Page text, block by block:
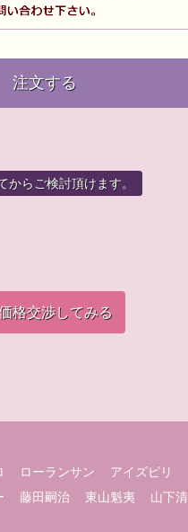
注文する
らご検討頂けます。
格交渉してみる
ローランサン アイズピリ
藤田嗣治 東山魁夷 山下清